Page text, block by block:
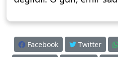
Facebook Twitter